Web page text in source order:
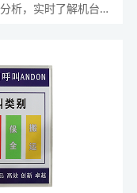
析，实时了解机台与